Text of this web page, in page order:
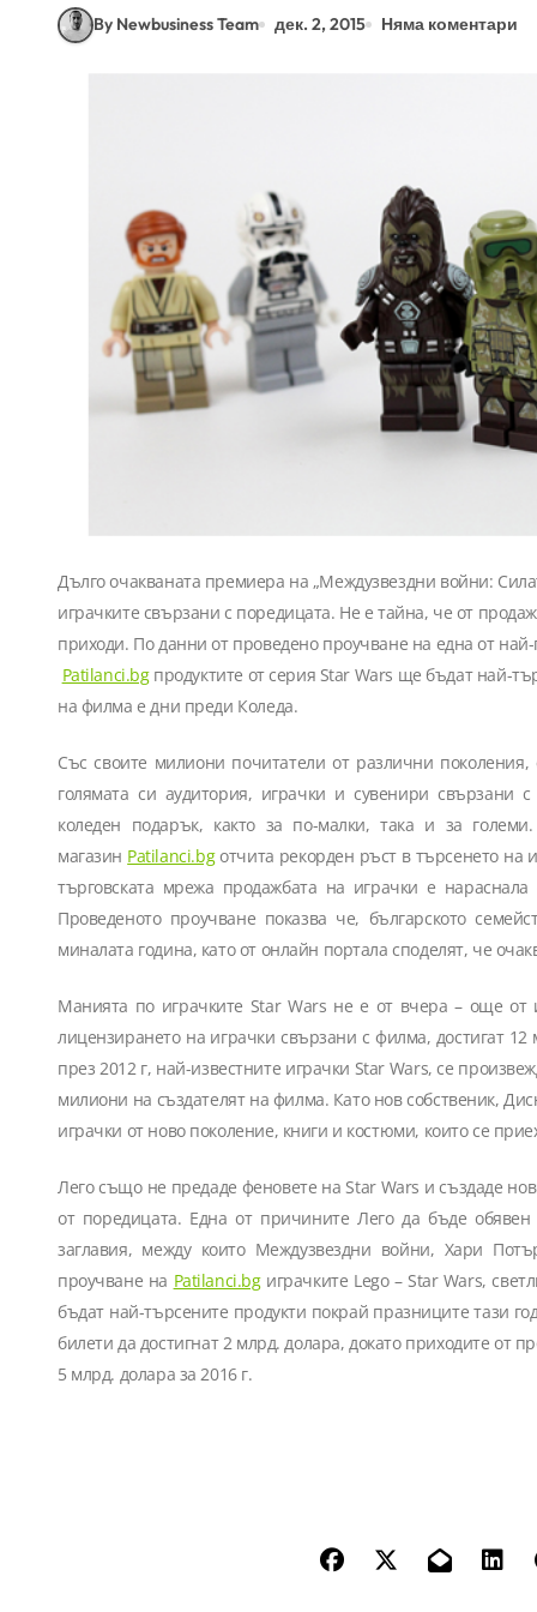
By Newbusiness Team дек. 2, 2015 Няма коментари
Дълго очакваната премиера на „Междузвездни войни: Силата се пробужда“, събуди интереса не само към филма, но и към
играчките свързани с поредицата. Не е тайна, че от
приходи. По данни от проведено проучване на една от
Patilanci.bgпродуктите от серия Star Wars ще бъдат най-
на филма е дни преди Коледа.
Със своите милиони почитатели от различни
голямата си аудитория, играчки и сувенири
коледен подарък, както за по-малки, така и за
магазин Patilanci.bgотчита рекорден ръст в търсенето на
търговската мрежа продажбата на играчки е
Проведеното проучване показва че, българското
миналата година, като от онлайн портала споделят, че
Манията по играчките Star Wars не е от вчера – още от
лицензирането на играчки свързани с филма, достигат 12
през 2012 г, най-известните играчки Star Wars, се
милиони на създателят на филма. Като нов собственик,
играчки от ново поколение, книги и костюми, които се
Лего също не предаде феновете на Star Wars и създаде
от поредицата. Една от причините Лего да бъде
заглавия, между които Междузвездни войни, Хари
проучване на Patilanci.bgиграчките Lego – Star Wars,
бъдат най-търсените продукти покрай празниците тази
билети да достигнат 2 млрд. долара, докато приходите от
5 млрд. долара за 2016 г.